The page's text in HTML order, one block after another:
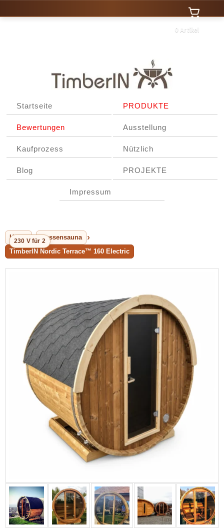
0 Artikel
Startseite PRODUKTE
Bewertungen Ausstellung
Kaufprozess Nützlich
Blog PROJEKTE
Impressum
Home
Aussensauna
TimberIN Nordic Terrace™ 160 Electric
230 V für 2